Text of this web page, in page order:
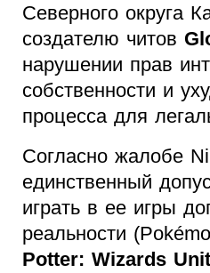
Северного округа
создателю читов
нарушении прав
собственности и
процесса для
Согласно жалобе
единственный
играть в ее игры
реальности
Potter: Wizards